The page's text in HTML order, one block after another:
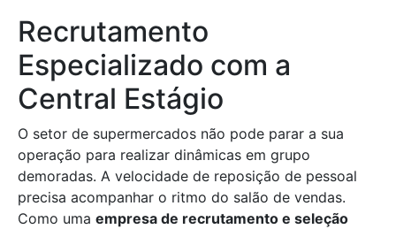
Recrutamento
Especializado com a
Central Estágio
O setor de supermercados não pode parar a sua
operação para realizar dinâmicas em grupo
demoradas. A velocidade de reposição de pessoal
precisa acompanhar o ritmo do salão de vendas.
Como uma empresa de recrutamento e seleção